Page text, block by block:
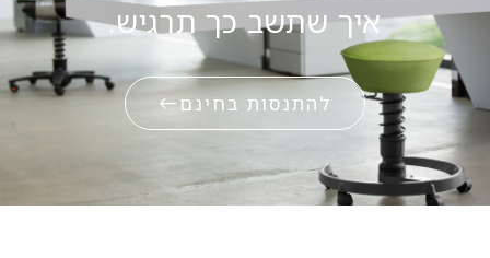
איך שתשב כך תרגיש.
להתנסות בחינם